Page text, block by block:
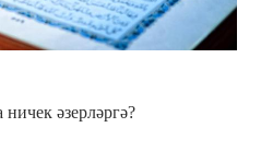
әзерләргә?